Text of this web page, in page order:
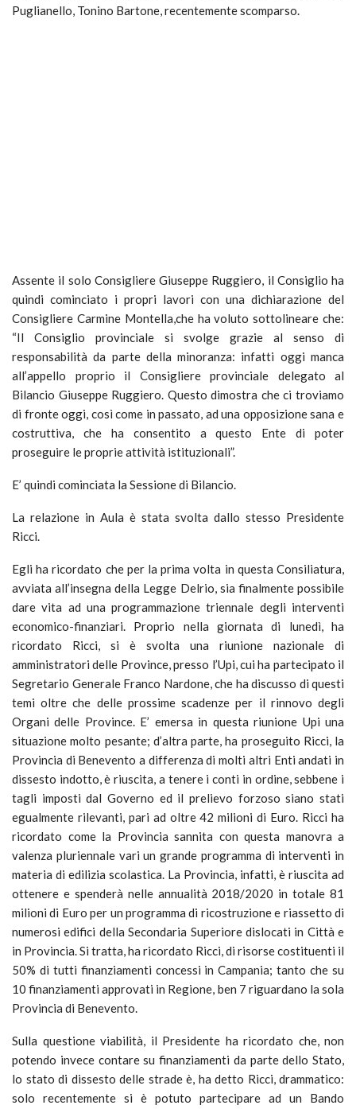
Puglianello, Tonino Bartone, recentemente scomparso.
Assente il solo Consigliere Giuseppe Ruggiero, il Consiglio ha
quindi cominciato i propri lavori con una dichiarazione del
Consigliere Carmine Montella,che ha voluto sottolineare che:
“Il Consiglio provinciale si svolge grazie al senso di
responsabilità da parte della minoranza: infatti oggi manca
all’appello proprio il Consigliere provinciale delegato al
Bilancio Giuseppe Ruggiero. Questo dimostra che ci troviamo
di fronte oggi, così come in passato, ad una opposizione sana e
costruttiva, che ha consentito a questo Ente di poter
proseguire le proprie attività istituzionali”.
E’ quindi cominciata la Sessione di Bilancio.
La relazione in Aula è stata svolta dallo stesso Presidente
Ricci.
Egli ha ricordato che per la prima volta in questa Consiliatura,
avviata all’insegna della Legge Delrio, sia finalmente possibile
dare vita ad una programmazione triennale degli interventi
economico-finanziari. Proprio nella giornata di lunedì, ha
ricordato Ricci, si è svolta una riunione nazionale di
amministratori delle Province, presso l’Upi, cui ha partecipato il
Segretario Generale Franco Nardone, che ha discusso di questi
temi oltre che delle prossime scadenze per il rinnovo degli
Organi delle Province. E’ emersa in questa riunione Upi una
situazione molto pesante; d’altra parte, ha proseguito Ricci, la
Provincia di Benevento a differenza di molti altri Enti andati in
dissesto indotto, è riuscita, a tenere i conti in ordine, sebbene i
tagli imposti dal Governo ed il prelievo forzoso siano stati
egualmente rilevanti, pari ad oltre 42 milioni di Euro. Ricci ha
ricordato come la Provincia sannita con questa manovra a
valenza pluriennale vari un grande programma di interventi in
materia di edilizia scolastica. La Provincia, infatti, è riuscita ad
ottenere e spenderà nelle annualità 2018/2020 in totale 81
milioni di Euro per un programma di ricostruzione e riassetto di
numerosi edifici della Secondaria Superiore dislocati in Città e
in Provincia. Si tratta, ha ricordato Ricci, di risorse costituenti il
50% di tutti finanziamenti concessi in Campania; tanto che su
10 finanziamenti approvati in Regione, ben 7 riguardano la sola
Provincia di Benevento.
Sulla questione viabilità, il Presidente ha ricordato che, non
potendo invece contare su finanziamenti da parte dello Stato,
lo stato di dissesto delle strade è, ha detto Ricci, drammatico:
solo recentemente si è potuto partecipare ad un Bando